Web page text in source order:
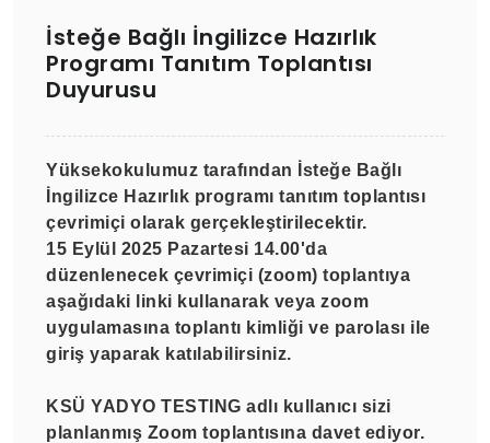
İsteğe Bağlı İngilizce Hazırlık
Programı Tanıtım Toplantısı
Duyurusu
Yüksekokulumuz tarafından İsteğe Bağlı
İngilizce Hazırlık programı tanıtım toplantısı
çevrimiçi olarak gerçekleştirilecektir.
15 Eylül 2025 Pazartesi 14.00'da
düzenlenecek çevrimiçi (zoom) toplantıya
aşağıdaki linki kullanarak veya zoom
uygulamasına toplantı kimliği ve parolası ile
giriş yaparak katılabilirsiniz.
KSÜ YADYO TESTING adlı kullanıcı sizi
planlanmış Zoom toplantısına davet ediyor.